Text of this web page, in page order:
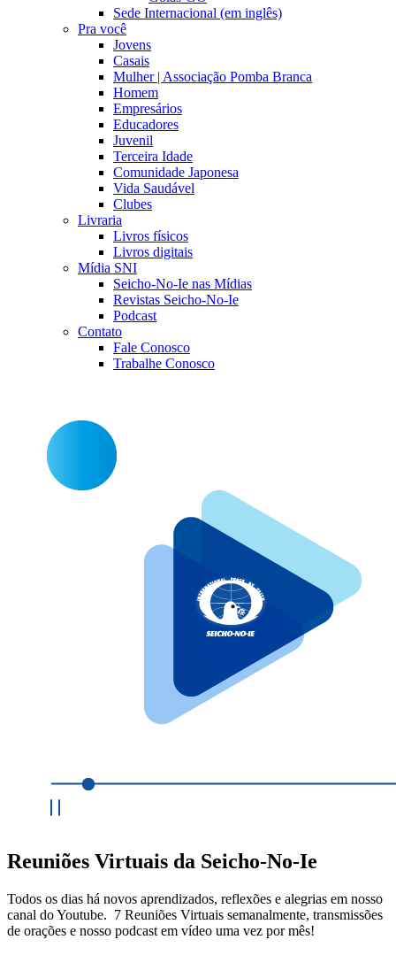
Sede Internacional (em inglês)
Pra você
Jovens
Casais
Mulher | Associação Pomba Branca
Homem
Empresários
Educadores
Juvenil
Terceira Idade
Comunidade Japonesa
Vida Saudável
Clubes
Livraria
Livros físicos
Livros digitais
Mídia SNI
Seicho-No-Ie nas Mídias
Revistas Seicho-No-Ie
Podcast
Contato
Fale Conosco
Trabalhe Conosco
Reuniões Virtuais da Seicho-No-Ie
Todos os dias há novos aprendizados, reflexões e alegrias em nosso
canal do Youtube. 7 Reuniões Virtuais semanalmente, transmissões
de orações e nosso podcast em vídeo uma vez por mês!